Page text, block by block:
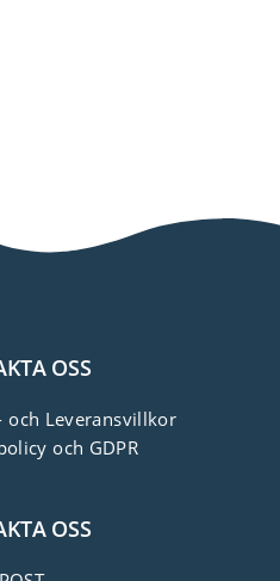
OSS
och Leveransvillkor
och GDPR
OSS